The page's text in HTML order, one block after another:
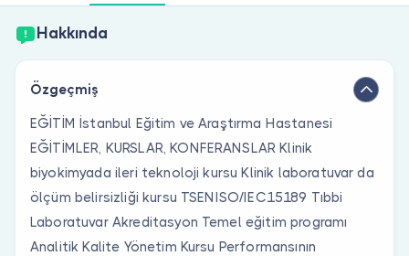
Hakkında
Özgeçmiş
EĞİTİM İstanbul Eğitim ve Araştırma Hastanesi
EĞİTİMLER, KURSLAR, KONFERANSLAR Klinik
biyokimyada ileri teknoloji kursu Klinik laboratuvar da
ölçüm belirsizliği kursu TSENISO/IEC15189 Tıbbi
Laboratuvar Akreditasyon Temel eğitim programı
Analitik Kalite Yönetim Kursu Performansının